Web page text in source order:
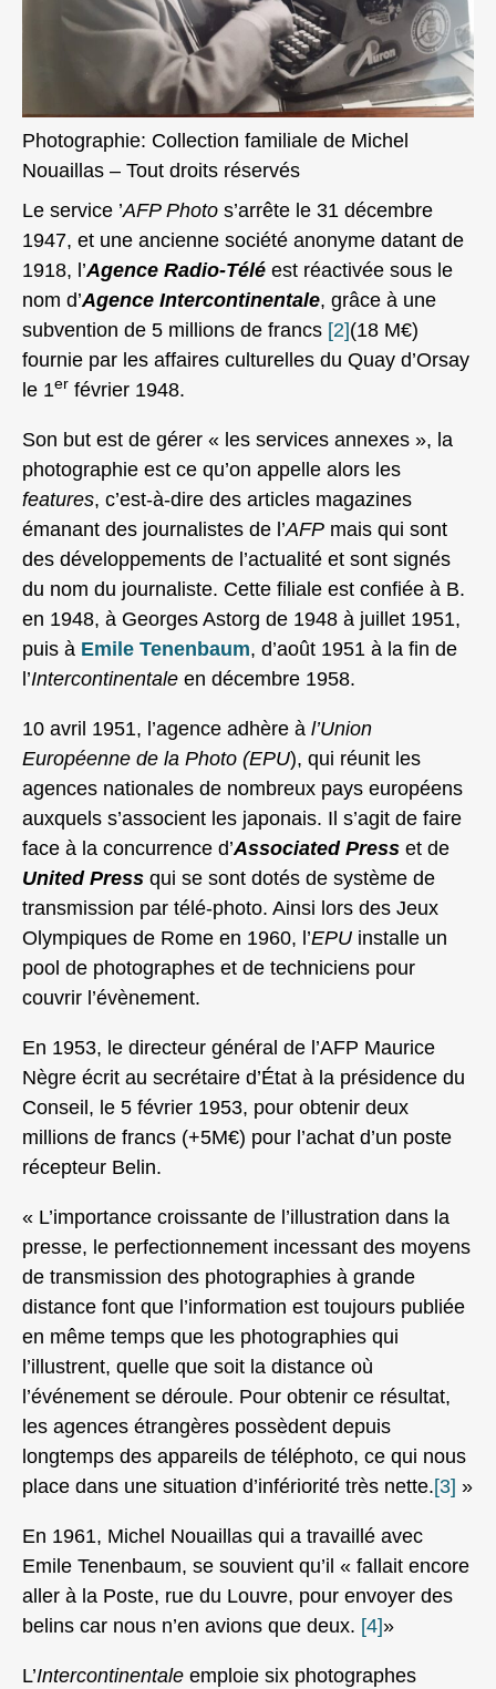
Photographie: Collection familiale de Michel
Nouaillas – Tout droits réservés
Le service ’AFP Photo s’arrête le 31 décembre
1947, et une ancienne société anonyme datant de
1918, l’Agence Radio-Télé est réactivée sous le
nom d’Agence Intercontinentale, grâce à une
subvention de 5 millions de francs [2](18 M€)
fournie par les affaires culturelles du Quay d’Orsay
le 1er février 1948.
Son but est de gérer « les services annexes », la
photographie est ce qu’on appelle alors les
features, c’est-à-dire des articles magazines
émanant des journalistes de l’AFP mais qui sont
des développements de l’actualité et sont signés
du nom du journaliste. Cette filiale est confiée à B.
en 1948, à Georges Astorg de 1948 à juillet 1951,
puis à Emile Tenenbaum, d’août 1951 à la fin de
l’Intercontinentale en décembre 1958.
10 avril 1951, l’agence adhère à l’Union
Européenne de la Photo (EPU), qui réunit les
agences nationales de nombreux pays européens
auxquels s’associent les japonais. Il s’agit de faire
face à la concurrence d’Associated Press et de
United Press qui se sont dotés de système de
transmission par télé-photo. Ainsi lors des Jeux
Olympiques de Rome en 1960, l’EPU installe un
pool de photographes et de techniciens pour
couvrir l’évènement.
En 1953, le directeur général de l’AFP Maurice
Nègre écrit au secrétaire d’État à la présidence du
Conseil, le 5 février 1953, pour obtenir deux
millions de francs (+5M€) pour l’achat d’un poste
récepteur Belin.
« L’importance croissante de l’illustration dans la
presse, le perfectionnement incessant des moyens
de transmission des photographies à grande
distance font que l’information est toujours publiée
en même temps que les photographies qui
l’illustrent, quelle que soit la distance où
l’événement se déroule. Pour obtenir ce résultat,
les agences étrangères possèdent depuis
longtemps des appareils de téléphoto, ce qui nous
place dans une situation d’infériorité très nette.[3] »
En 1961, Michel Nouaillas qui a travaillé avec
Emile Tenenbaum, se souvient qu’il « fallait encore
aller à la Poste, rue du Louvre, pour envoyer des
belins car nous n’en avions que deux. [4]»
L’Intercontinentale emploie six photographes